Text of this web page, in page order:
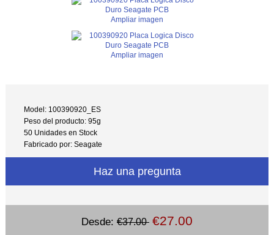
Ampliar imagen
Ampliar imagen
Model: 100390920_ES
Peso del producto: 95g
50 Unidades en Stock
Fabricado por: Seagate
Haz una pregunta
Desde: €37.00 €27.00